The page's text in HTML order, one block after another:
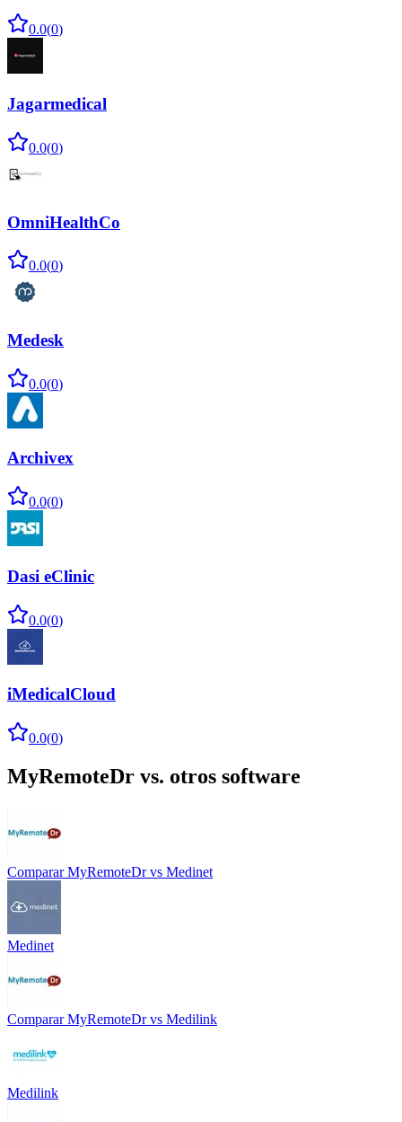
0.0(0)
Jagarmedical
0.0(0)
OmniHealthCo
0.0(0)
Medesk
0.0(0)
Archivex
0.0(0)
Dasi eClinic
0.0(0)
iMedicalCloud
0.0(0)
MyRemoteDr vs. otros software
Comparar MyRemoteDrvs Medinet
Medinet
Comparar MyRemoteDrvs Medilink
Medilink